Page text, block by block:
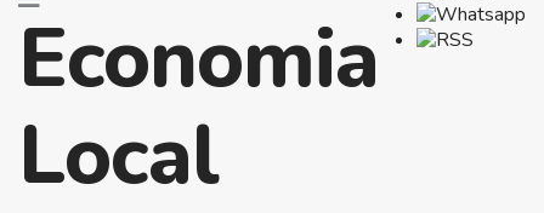
Economia
Local